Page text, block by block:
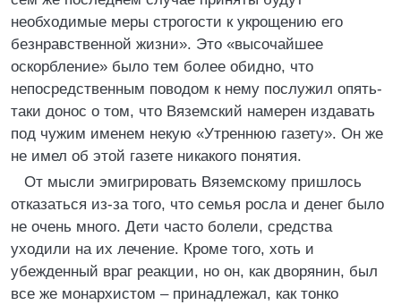
необходимые меры строгости к укрощению его
безнравственной жизни». Это «высочайшее
оскорбление» было тем более обидно, что
непосредственным поводом к нему послужил опять-
таки донос о том, что Вяземский намерен издавать
под чужим именем некую «Утреннюю газету». Он же
не имел об этой газете никакого понятия.
От мысли эмигрировать Вяземскому пришлось
отказаться из-за того, что семья росла и денег было
не очень много. Дети часто болели, средства
уходили на их лечение. Кроме того, хоть и
убежденный враг реакции, но он, как дворянин, был
все же монархистом – принадлежал, как тонко